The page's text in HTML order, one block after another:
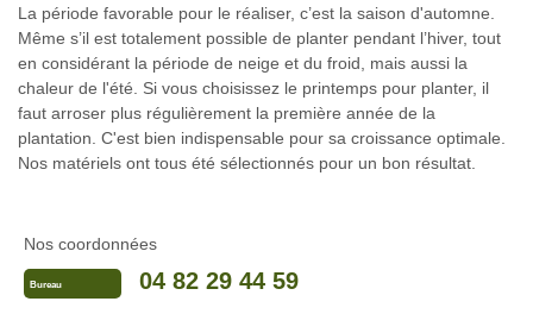
La période favorable pour le réaliser, c’est la saison d'automne.
Même s’il est totalement possible de planter pendant l’hiver, tout
en considérant la période de neige et du froid, mais aussi la
chaleur de l'été. Si vous choisissez le printemps pour planter, il
faut arroser plus régulièrement la première année de la
plantation. C'est bien indispensable pour sa croissance optimale.
Nos matériels ont tous été sélectionnés pour un bon résultat.
Nos coordonnées
Bureau 04 82 29 44 59